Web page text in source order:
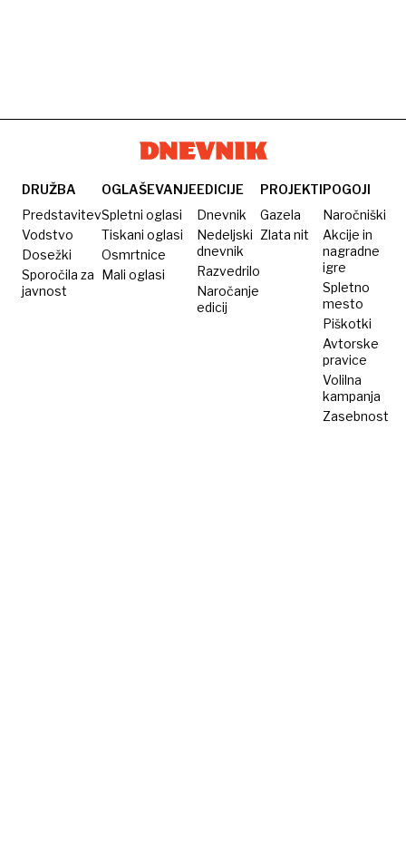
DRUŽBA
Predstavitev
Vodstvo
Dosežki
Sporočila za
javnost
OGLAŠEVANJE
Spletni oglasi
Tiskani oglasi
Osmrtnice
Mali oglasi
EDICIJE
Dnevnik
Nedeljski
dnevnik
Razvedrilo
Naročanje
edicij
PROJEKTI
Gazela
Zlata nit
POGOJI
Naročniški
Akcije in
nagradne
igre
Spletno
mesto
Piškotki
Avtorske
pravice
Volilna
kampanja
Zasebnost